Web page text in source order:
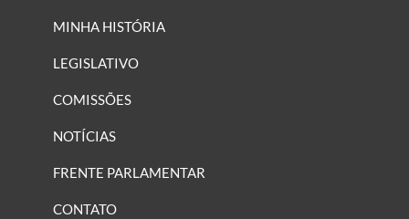
MINHA HISTÓRIA
LEGISLATIVO
COMISSÕES
NOTÍCIAS
FRENTE PARLAMENTAR
CONTATO